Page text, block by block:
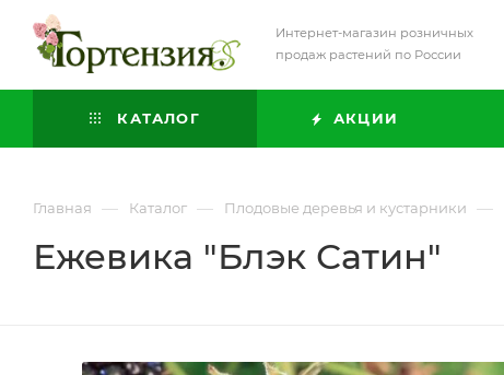
Интернет-магазин розничных
продаж растений по России
КАТАЛОГ АКЦИИ
Главная — Каталог — Плодовые деревья и кустарники —
Ежевика "Блэк Сатин"